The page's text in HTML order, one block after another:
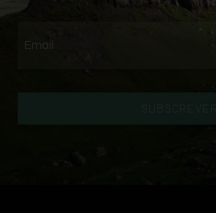
SUBSCREVER